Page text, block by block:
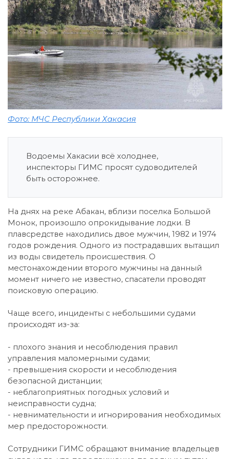
Фото: МЧС Республики Хакасия
Водоемы Хакасии всё холоднее,
инспекторы ГИМС просят судоводителей
быть осторожнее.
На днях на реке Абакан, вблизи поселка Большой
Монок, произошло опрокидывание лодки. В
плавсредстве находились двое мужчин, 1982 и 1974
годов рождения. Одного из пострадавших вытащил
из воды свидетель происшествия. О
местонахождении второго мужчины на данный
момент ничего не известно, спасатели проводят
поисковую операцию.
Чаще всего, инциденты с небольшими судами
происходят из-за:
- плохого знания и несоблюдения правил
управления маломерными судами;
- превышения скорости и несоблюдения
безопасной дистанции;
- неблагоприятных погодных условий и
неисправности судна;
- невнимательности и игнорирования необходимых
мер предосторожности.
Сотрудники ГИМС обращают внимание владельцев